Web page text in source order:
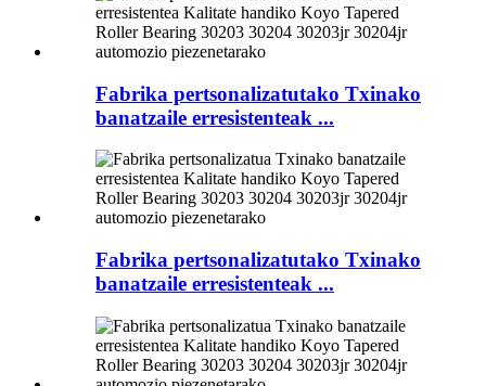
Fabrika pertsonalizatutako Txinako
banatzaile erresistenteak ...
Fabrika pertsonalizatutako Txinako
banatzaile erresistenteak ...